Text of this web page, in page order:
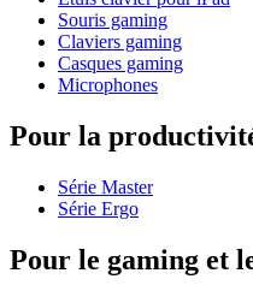
Souris gaming
Claviers gaming
Casques gaming
Microphones
Pour la
Série Master
Série Ergo
Pour le gaming et